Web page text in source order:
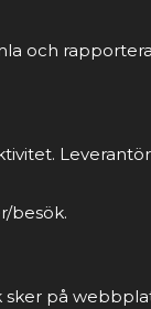
och
besök.
på